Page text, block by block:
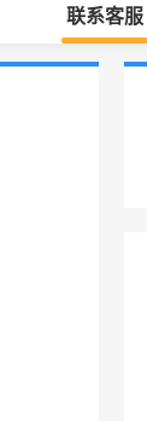
联系客服